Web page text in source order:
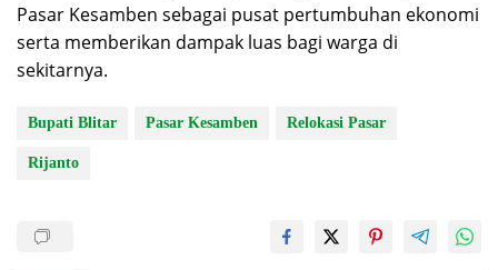
Pasar Kesamben sebagai pusat pertumbuhan ekonomi
serta memberikan dampak luas bagi warga di
sekitarnya.
Bupati Blitar Pasar Kesamben Relokasi Pasar
Rijanto